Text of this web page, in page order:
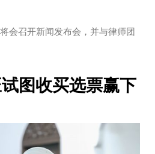
会召开新闻发布会，并与律师团
图收买选票赢下